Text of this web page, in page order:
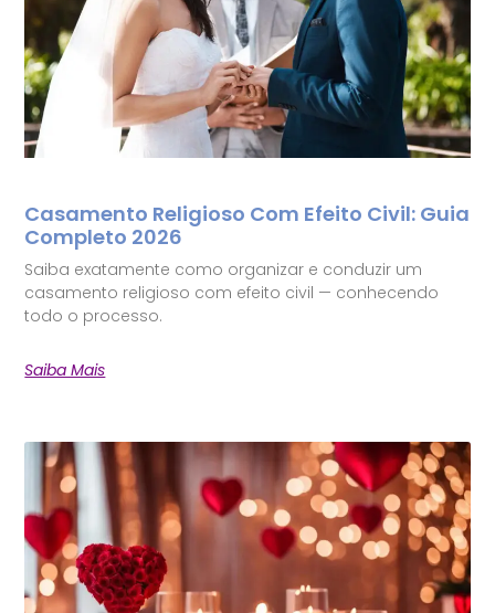
Casamento Religioso Com Efeito Civil: Guia
Completo 2026
Saiba exatamente como organizar e conduzir um
casamento religioso com efeito civil — conhecendo
todo o processo.
Saiba Mais